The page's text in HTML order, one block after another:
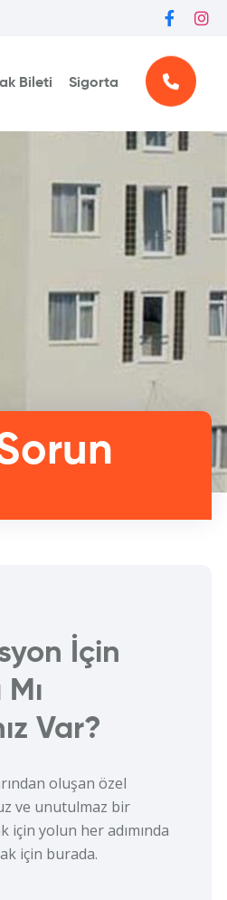
Bileti Sigorta
İçin
Var?
oluşan özel
ve unutulmaz bir
için yolun her adımında
için burada.